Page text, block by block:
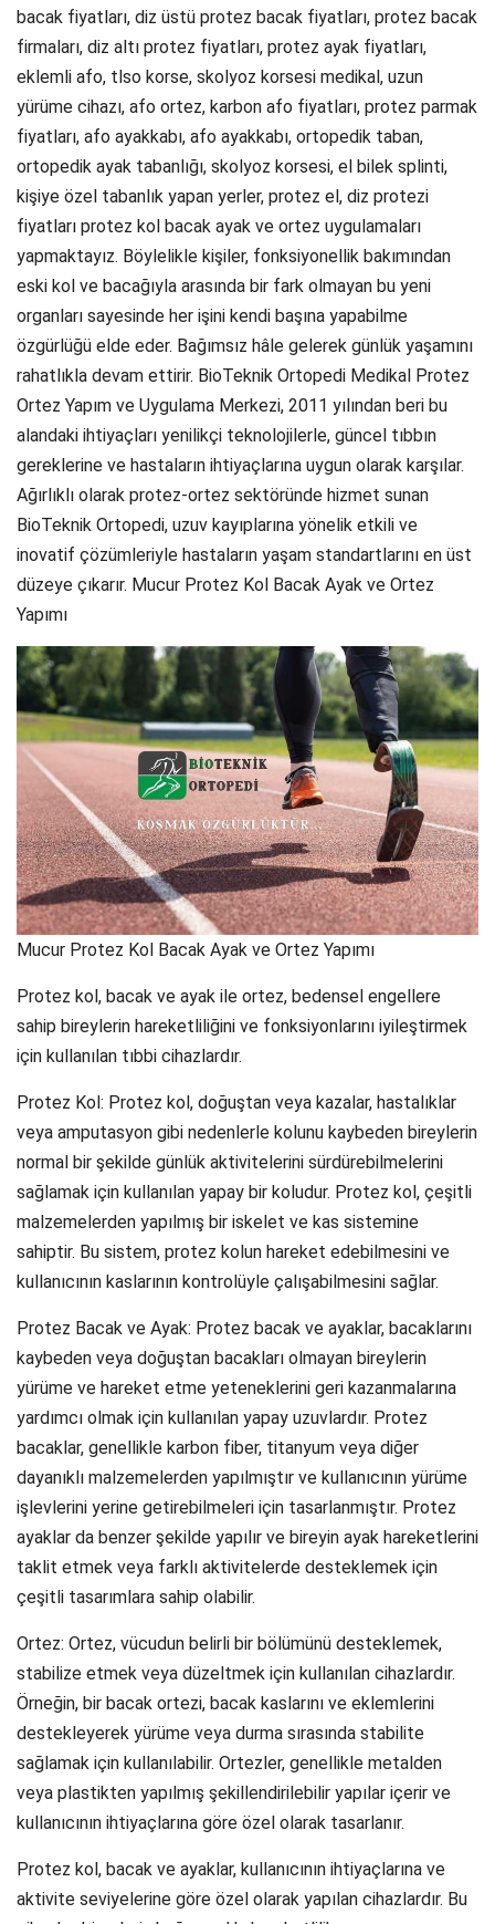
bacak fiyatları, diz üstü protez bacak fiyatları, protez bacak
firmaları, diz altı protez fiyatları, protez ayak fiyatları,
eklemli afo, tlso korse, skolyoz korsesi medikal, uzun
yürüme cihazı, afo ortez, karbon afo fiyatları, protez parmak
fiyatları, afo ayakkabı, afo ayakkabı, ortopedik taban,
ortopedik ayak tabanlığı, skolyoz korsesi, el bilek splinti,
kişiye özel tabanlık yapan yerler, protez el, diz protezi
fiyatları protez kol bacak ayak ve ortez uygulamaları
yapmaktayız. Böylelikle kişiler, fonksiyonellik bakımından
eski kol ve bacağıyla arasında bir fark olmayan bu yeni
organları sayesinde her işini kendi başına yapabilme
özgürlüğü elde eder. Bağımsız hâle gelerek günlük yaşamını
rahatlıkla devam ettirir. BioTeknik Ortopedi Medikal Protez
Ortez Yapım ve Uygulama Merkezi, 2011 yılından beri bu
alandaki ihtiyaçları yenilikçi teknolojilerle, güncel tıbbın
gereklerine ve hastaların ihtiyaçlarına uygun olarak karşılar.
Ağırlıklı olarak protez-ortez sektöründe hizmet sunan
BioTeknik Ortopedi, uzuv kayıplarına yönelik etkili ve
inovatif çözümleriyle hastaların yaşam standartlarını en üst
düzeye çıkarır. Mucur Protez Kol Bacak Ayak ve Ortez
Yapımı
Mucur Protez Kol Bacak Ayak ve Ortez Yapımı
Protez kol, bacak ve ayak ile ortez, bedensel engellere
sahip bireylerin hareketliliğini ve fonksiyonlarını iyileştirmek
için kullanılan tıbbi cihazlardır.
Protez Kol: Protez kol, doğuştan veya kazalar, hastalıklar
veya amputasyon gibi nedenlerle kolunu kaybeden bireylerin
normal bir şekilde günlük aktivitelerini sürdürebilmelerini
sağlamak için kullanılan yapay bir koludur. Protez kol, çeşitli
malzemelerden yapılmış bir iskelet ve kas sistemine
sahiptir. Bu sistem, protez kolun hareket edebilmesini ve
kullanıcının kaslarının kontrolüyle çalışabilmesini sağlar.
Protez Bacak ve Ayak: Protez bacak ve ayaklar, bacaklarını
kaybeden veya doğuştan bacakları olmayan bireylerin
yürüme ve hareket etme yeteneklerini geri kazanmalarına
yardımcı olmak için kullanılan yapay uzuvlardır. Protez
bacaklar, genellikle karbon fiber, titanyum veya diğer
dayanıklı malzemelerden yapılmıştır ve kullanıcının yürüme
işlevlerini yerine getirebilmeleri için tasarlanmıştır. Protez
ayaklar da benzer şekilde yapılır ve bireyin ayak hareketlerini
taklit etmek veya farklı aktivitelerde desteklemek için
çeşitli tasarımlara sahip olabilir.
Ortez: Ortez, vücudun belirli bir bölümünü desteklemek,
stabilize etmek veya düzeltmek için kullanılan cihazlardır.
Örneğin, bir bacak ortezi, bacak kaslarını ve eklemlerini
destekleyerek yürüme veya durma sırasında stabilite
sağlamak için kullanılabilir. Ortezler, genellikle metalden
veya plastikten yapılmış şekillendirilebilir yapılar içerir ve
kullanıcının ihtiyaçlarına göre özel olarak tasarlanır.
Protez kol, bacak ve ayaklar, kullanıcının ihtiyaçlarına ve
aktivite seviyelerine göre özel olarak yapılan cihazlardır. Bu